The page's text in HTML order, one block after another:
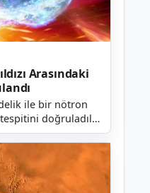
Arasındaki
ile bir nötron
tespitini doğruladılar.
daha e...